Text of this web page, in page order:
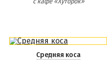
КУРОРТ
НАГОРНАЯ ЧАСТЬ
Средняя коса